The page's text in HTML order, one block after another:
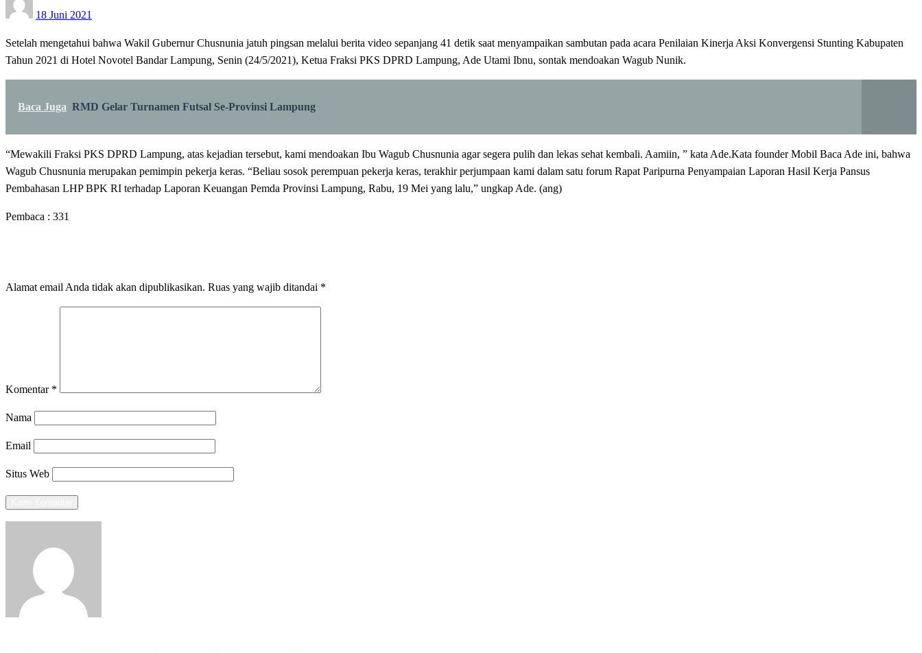
on
18 Juni 2021
Setelah mengetahui bahwa Wakil Gubernur Chusnunia jatuh pingsan melalui berita video sepanjang 41 detik saat menyampaikan sambutan pada acara Penilaian Kinerja Aksi Konvergensi Stunting Kabupaten
Tahun 2021 di Hotel Novotel Bandar Lampung, Senin (24/5/2021), Ketua Fraksi PKS DPRD Lampung, Ade Utami Ibnu, sontak mendoakan Wagub Nunik.
Baca Juga RMD Gelar Turnamen Futsal Se-Provinsi Lampung
“Mewakili Fraksi PKS DPRD Lampung, atas kejadian tersebut, kami mendoakan Ibu Wagub Chusnunia agar segera pulih dan lekas sehat kembali. Aamiin, ” kata Ade.Kata founder Mobil Baca Ade ini, bahwa
Wagub Chusnunia merupakan pemimpin pekerja keras. “Beliau sosok perempuan pekerja keras, terakhir perjumpaan kami dalam satu forum Rapat Paripurna Penyampaian Laporan Hasil Kerja Pansus
Pembahasan LHP BPK RI terhadap Laporan Keuangan Pemda Provinsi Lampung, Rabu, 19 Mei yang lalu,” ungkap Ade. (ang)
Pembaca : 331
Alamat email Anda tidak akan dipublikasikan. Ruas yang wajib ditandai *
Komentar *
Nama
Email
Situs Web